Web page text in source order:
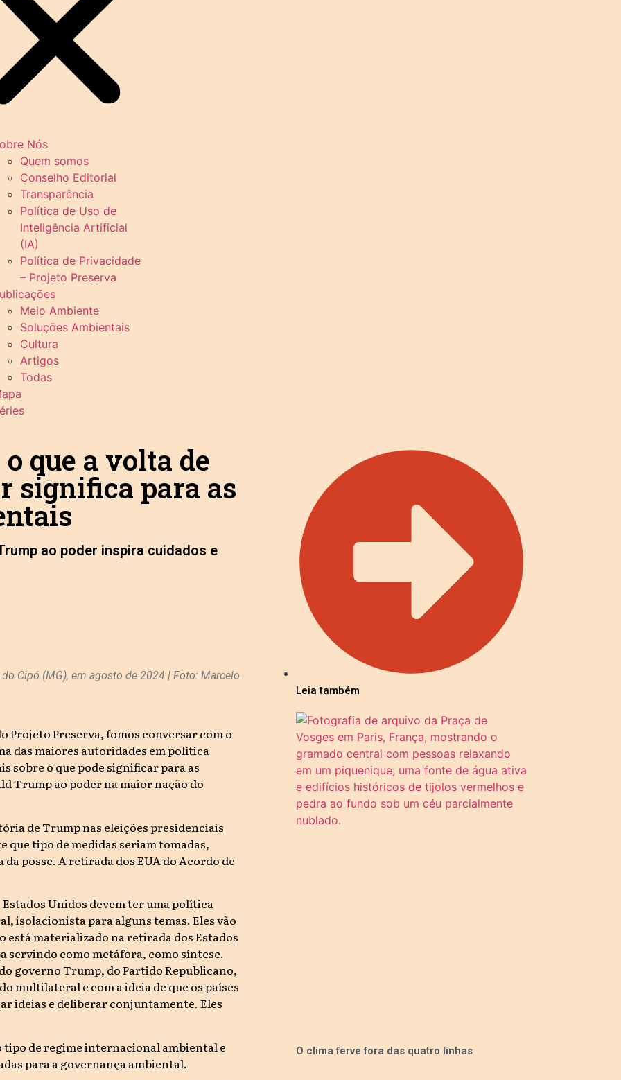
Nós
Quem somos
Conselho Editorial
Transparência
Política de Uso de
Inteligência Artificial
(IA)
Política de Privacidade
– Projeto Preserva
Meio Ambiente
Soluções Ambientais
Cultura
Artigos
Todas
que a volta de
significa para as
ao poder inspira cuidados e
Cipó (MG), em agosto de 2024 | Foto: Marcelo
Projeto Preserva, fomos conversar com o
das maiores autoridades em política
sobre o que pode significar para as
Trump ao poder na maior nação do
de Trump nas eleições presidenciais
que tipo de medidas seriam tomadas,
posse. A retirada dos EUA do Acordo de
Estados Unidos devem ter uma política
isolacionista para alguns temas. Eles vão
está materializado na retirada dos Estados
servindo como metáfora, como síntese.
governo Trump, do Partido Republicano,
multilateral e com a ideia de que os países
ideias e deliberar conjuntamente. Eles
tipo de regime internacional ambiental e
para a governança ambiental.
Leia também
O clima ferve fora das quatro linhas